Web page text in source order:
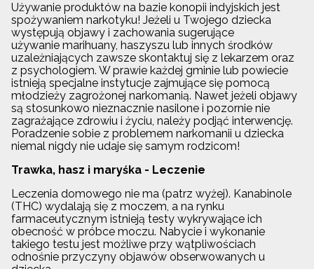
Używanie produktów na bazie konopii indyjskich jest
spożywaniem narkotyku! Jeżeli u Twojego dziecka
występują objawy i zachowania sugerujące
używanie marihuany, haszyszu lub innych środków
uzależniających zawsze skontaktuj się z lekarzem oraz
z psychologiem. W prawie każdej gminie lub powiecie
istnieją specjalne instytucje zajmujące się pomocą
młodzieży zagrożonej narkomanią. Nawet jeżeli objawy
są stosunkowo nieznacznie nasilone i pozornie nie
zagrażające zdrowiu i życiu, należy podjąć interwencję.
Poradzenie sobie z problemem narkomanii u dziecka
niemal nigdy nie udaje się samym rodzicom!
Trawka, hasz i maryśka - Leczenie
Leczenia domowego nie ma (patrz wyżej). Kanabinole
(THC) wydalają się z moczem, a na rynku
farmaceutycznym istnieją testy wykrywające ich
obecność w próbce moczu. Nabycie i wykonanie
takiego testu jest możliwe przy wątpliwościach
odnośnie przyczyny objawów obserwowanych u